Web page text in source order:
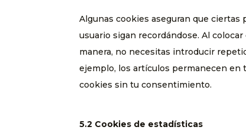
Algunas cookies aseguran que
usuario sigan recordándose. Al
manera, no necesitas introducir
ejemplo, los artículos permanecen en
cookies sin tu consentimiento.
5.2 Cookies de estadísticas